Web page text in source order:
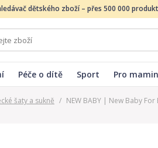
dětského zboží – přes 500 000
Péče o dítě Sport Pro
šaty a sukně / NEW BABY | New Baby